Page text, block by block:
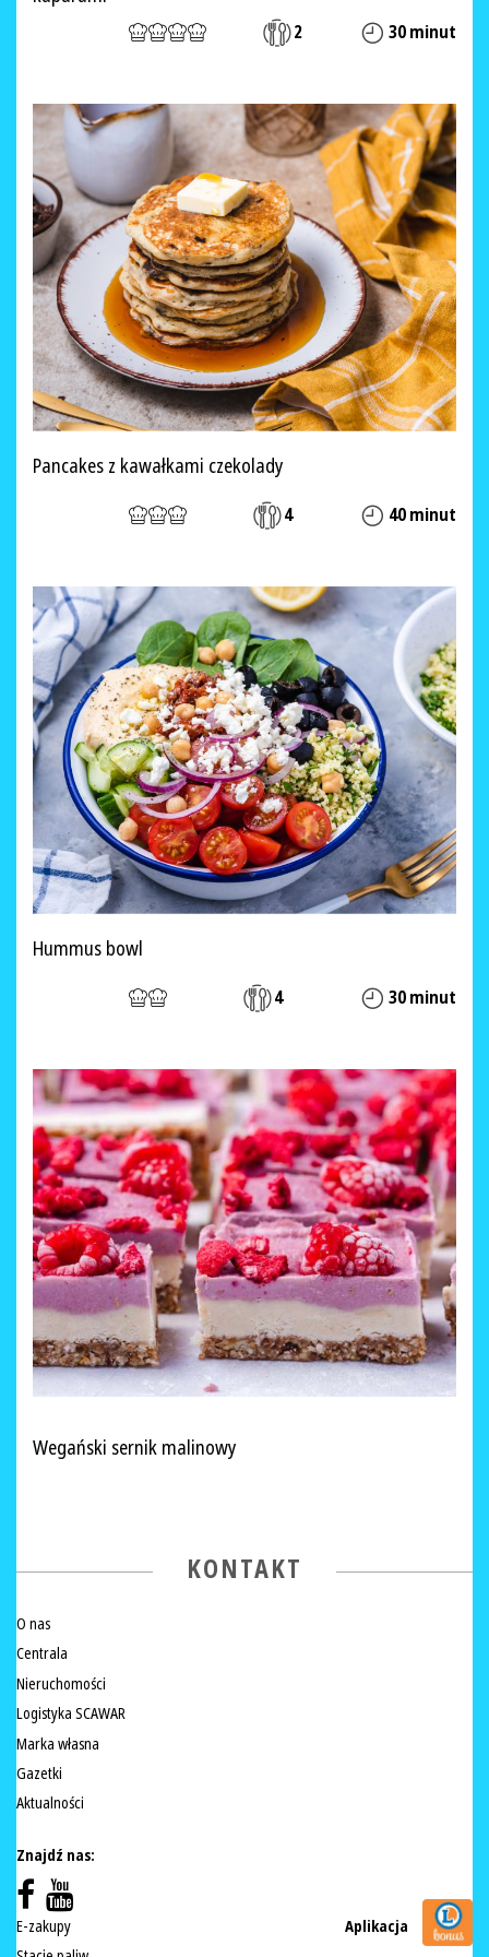
2 30 minut
Pancakes z kawałkami czekolady
4 40 minut
Hummus bowl
4 30 minut
Wegański sernik malinowy
KONTAKT
O nas
Centrala
Nieruchomości
Logistyka SCAWAR
Marka własna
Gazetki
Aktualności
Znajdź nas:
E-zakupy
Aplikacja